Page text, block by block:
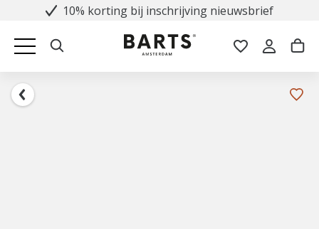
10% korting bij inschrijving nieuwsbrief